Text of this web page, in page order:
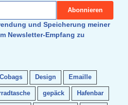
und Speicherung meiner
Newsletter-Empfang zu
Cobags Design Emaille
gepäck Hafenbar